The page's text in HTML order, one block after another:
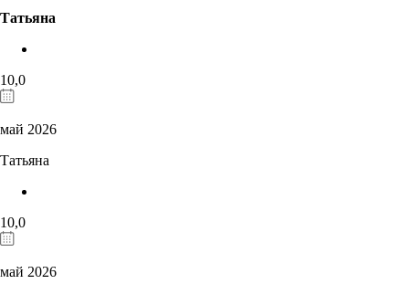
Татьяна
10,0
май 2026
Татьяна
10,0
май 2026